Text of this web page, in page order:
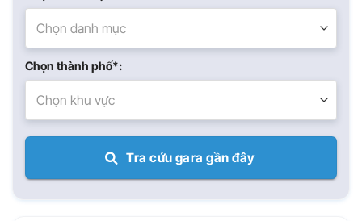
Chọn danh mục
Chọn thành phố*:
Chọn khu vực
Tra cứu gara gần đây